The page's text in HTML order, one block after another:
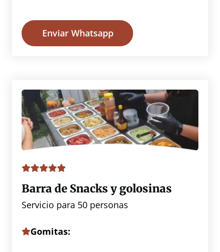
Enviar Whatsapp
Barra de Snacks y golosinas
Servicio para 50 personas
Gomitas: